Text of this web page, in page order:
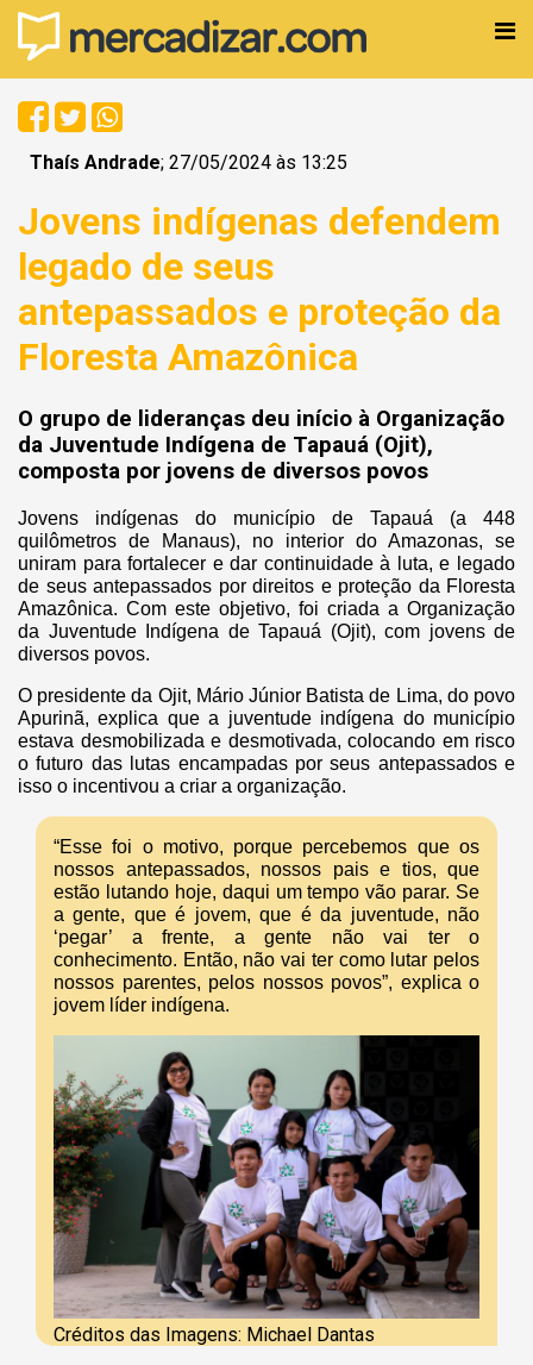
Thaís Andrade; 27/05/2024 às 13:25
Jovens indígenas defendem
legado de seus
antepassados e proteção da
Floresta Amazônica
O grupo de lideranças deu início à Organização
da Juventude Indígena de Tapauá (Ojit),
composta por jovens de diversos povos
Jovens indígenas do município de Tapauá (a 448
quilômetros de Manaus), no interior do Amazonas, se
uniram para fortalecer e dar continuidade à luta, e legado
de seus antepassados por direitos e proteção da Floresta
Amazônica. Com este objetivo, foi criada a Organização
da Juventude Indígena de Tapauá (Ojit), com jovens de
diversos povos.
O presidente da Ojit, Mário Júnior Batista de Lima, do povo
Apurinã, explica que a juventude indígena do município
estava desmobilizada e desmotivada, colocando em risco
o futuro das lutas encampadas por seus antepassados e
isso o incentivou a criar a organização.
“Esse foi o motivo, porque percebemos que os
nossos antepassados, nossos pais e tios, que
estão lutando hoje, daqui um tempo vão parar. Se
a gente, que é jovem, que é da juventude, não
‘pegar’ a frente, a gente não vai ter o
conhecimento. Então, não vai ter como lutar pelos
nossos parentes, pelos nossos povos”, explica o
jovem líder indígena.
Créditos das Imagens: Michael Dantas